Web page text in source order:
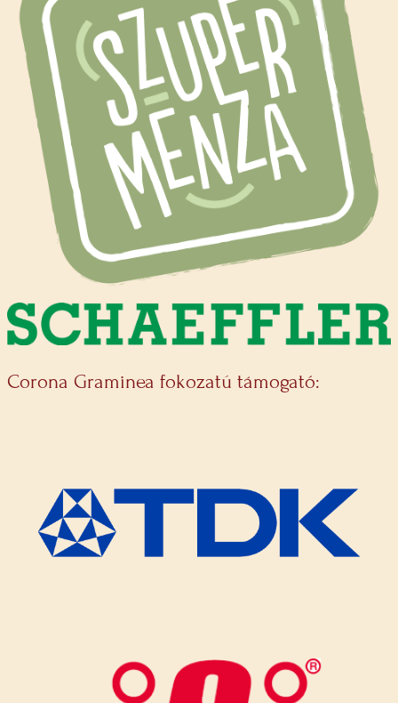
Corona Graminea fokozatú támogató: